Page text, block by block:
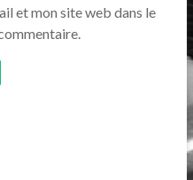
et mon site web dans le